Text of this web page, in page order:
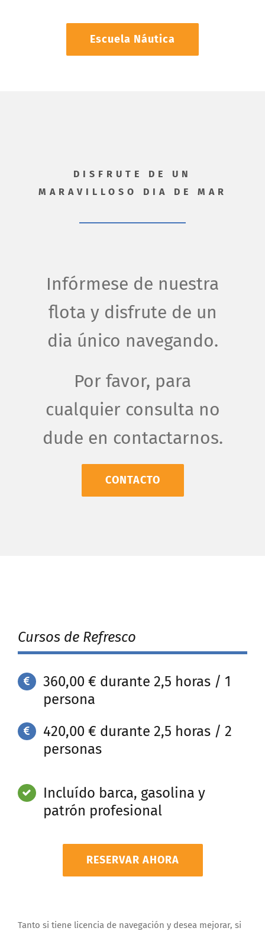
Escuela Náutica
DISFRUTE DE UN
MARAVILLOSO DIA DE MAR
Infórmese de nuestra
flota y disfrute de un
dia único navegando.
Por favor, para
cualquier consulta no
dude en contactarnos.
CONTACTO
Cursos de Refresco
360,00 € durante 2,5 horas / 1
persona
420,00 € durante 2,5 horas / 2
personas
Incluído barca, gasolina y
patrón profesional
RESERVAR AHORA
Tanto si tiene licencia de navegación y desea mejorar, si